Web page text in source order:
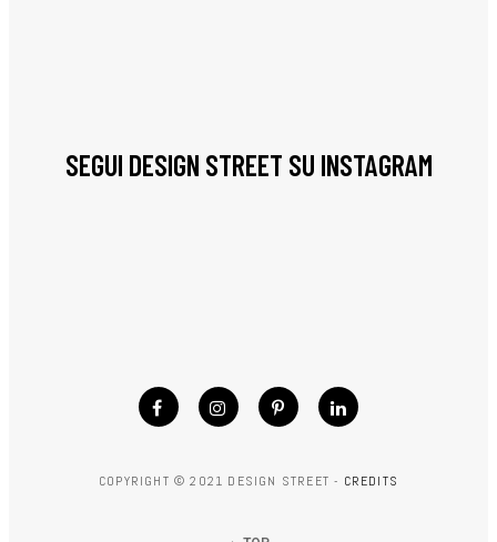
SEGUI DESIGN STREET SU INSTAGRAM
COPYRIGHT © 2021 DESIGN STREET - CREDITS